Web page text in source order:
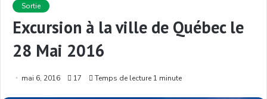
Sortie
Excursion à la ville de Québec le
28 Mai 2016
mai 6, 2016 17 Temps de lecture 1 minute